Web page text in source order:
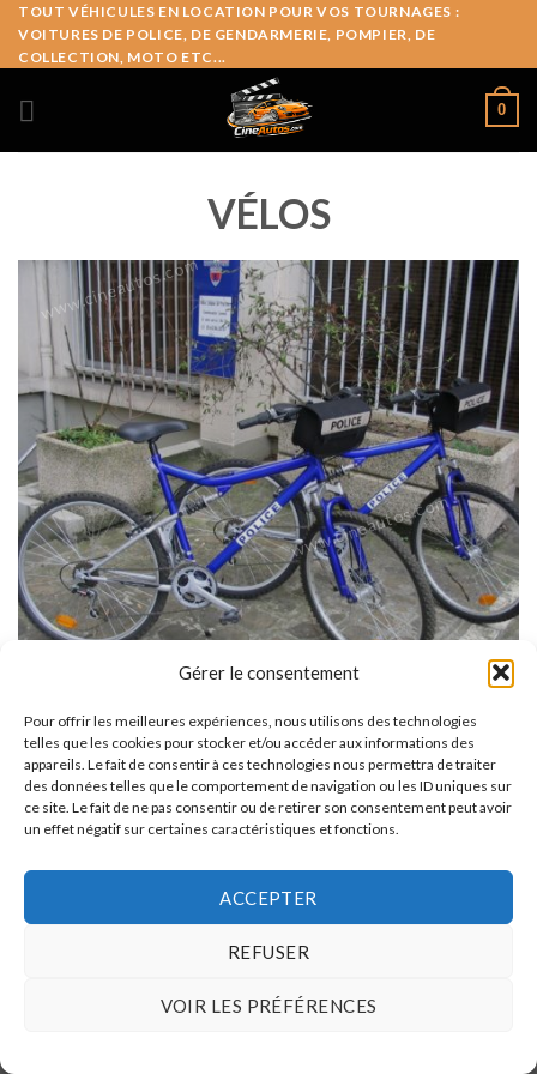
Gérer le consentement
Pour offrir les meilleures expériences, nous utilisons des technologies
telles que les cookies pour stocker et/ou accéder aux informations des
appareils. Le fait de consentir à ces technologies nous permettra de traiter
des données telles que le comportement de navigation ou les ID uniques sur
ce site. Le fait de ne pas consentir ou de retirer son consentement peut avoir
un effet négatif sur certaines caractéristiques et fonctions.
ACCEPTER
REFUSER
VOIR LES PRÉFÉRENCES
Skip
content
TOUT VÉHICULES EN LOCATION POUR VOS TOURNAGES :
VOITURES DE POLICE, DE GENDARMERIE, POMPIER, DE
COLLECTION, MOTO ETC...
0
VÉLOS
www.cineautos.com
MENTIONS LÉGALES POLITIQUE DE CONFIDENTIALITÉ
Copyright 2026 ©E Legrand